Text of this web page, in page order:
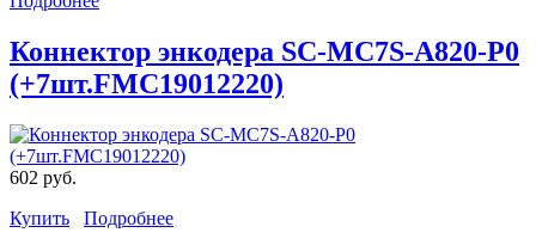
Коннектор энкодера SC-MC7S-A820-P0
(+7шт.FMC19012220)
602 руб.
Купить
Подробнее